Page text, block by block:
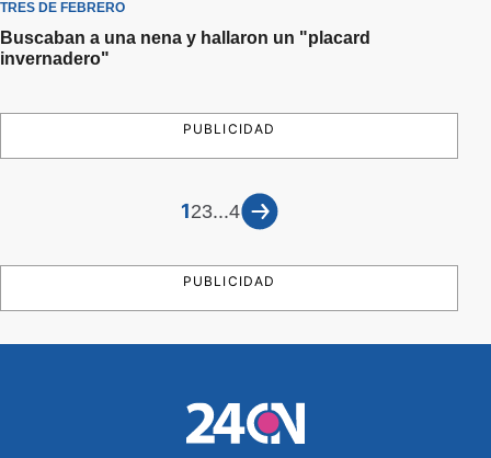
TRES DE FEBRERO
Buscaban a una nena y hallaron un "placard
invernadero"
PUBLICIDAD
123...4
PUBLICIDAD